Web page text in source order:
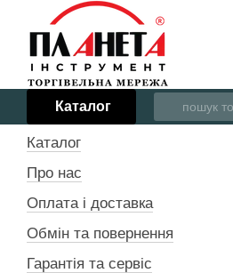
Перейти до основного контенту
Каталог
Каталог
Про нас
Оплата і доставка
Обмін та повернення
Гарантія та сервіс